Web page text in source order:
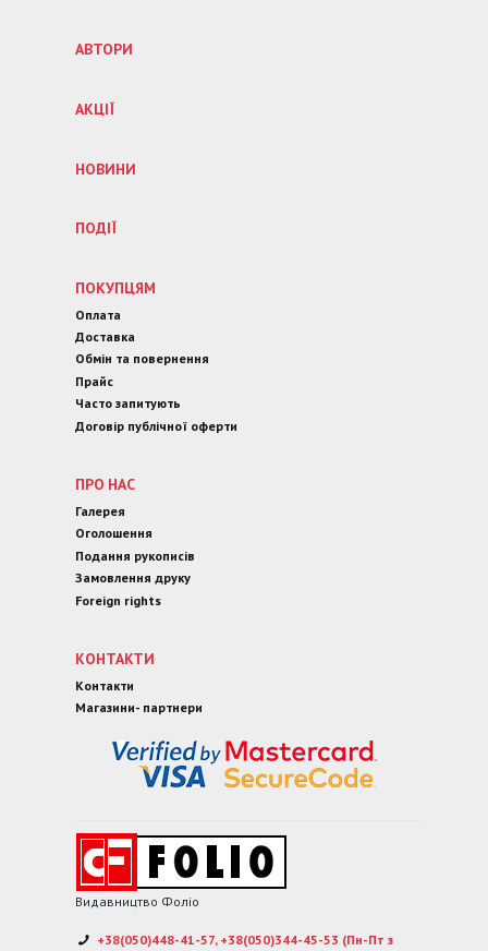
АВТОРИ
АКЦІЇ
НОВИНИ
ПОДІЇ
ПОКУПЦЯМ
Оплата
Доставка
Обмін та повернення
Прайс
Часто запитують
Договір публічної оферти
ПРО НАС
Галерея
Оголошення
Подання рукописів
Замовлення друку
Foreign rights
КОНТАКТИ
Контакти
Магазини- партнери
Видавництво Фоліо
+38(050)448-41-57, +38(050)344-45-53 (Пн-Пт з